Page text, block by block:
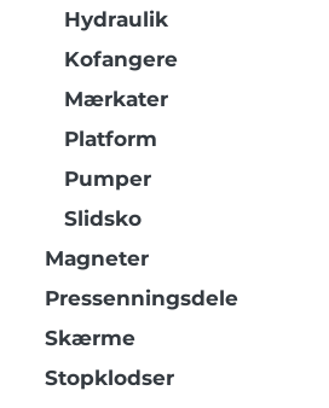
Hydraulik
Kofangere
Mærkater
Platform
Pumper
Slidsko
Magneter
Pressenningsdele
Skærme
Stopklodser